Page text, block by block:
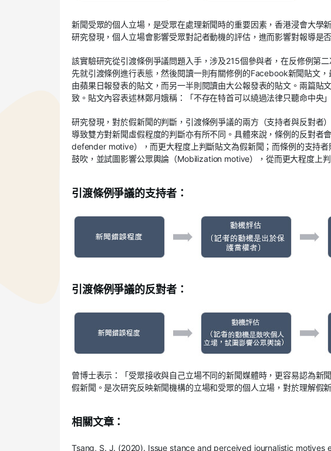
新聞受眾的個人立場，是受眾在處理新聞時的重要因素，香港浸會大學
研究發現，個人立場會影響受眾對記者動機的評估，進而影響對報導是
該實驗研究從引渡條例爭議問題入手，涉及215個參與者，在反修例第
先就引渡條例進行表態，然後閱讀一則有關修例的Facebook新聞貼文
由蘋果日報發表的貼文，而另一半則閱讀由大公報發表的貼文。兩篇貼
致。貼文內容表述林鄭月娥稱：「不存在特首可以繞過法律只聽命中央
研究發現，對於假新聞的判斷，引渡條例爭議的兩方（支持者與反對者
導致雙方對新聞虛假程度的判斷亦有所不同。具體來說，條例的反對者
defender motive），而更大程度上判斷貼文為假新聞；而條例的支持
鼓吹，並試圖影響公眾輿論（Mobilization motive），從而更大程度上
引渡條例爭議的支持者：
引渡條例爭議的反對者：
曾博士表示：「受眾接收與自己立場不同的新聞媒體時，更容易認為新
假新聞。是次研究反映新聞機構的立場和受眾的個人立場，對於理解假
相關文章：
Tsang, S. J. (2020). Issue stance and perceived journalistic